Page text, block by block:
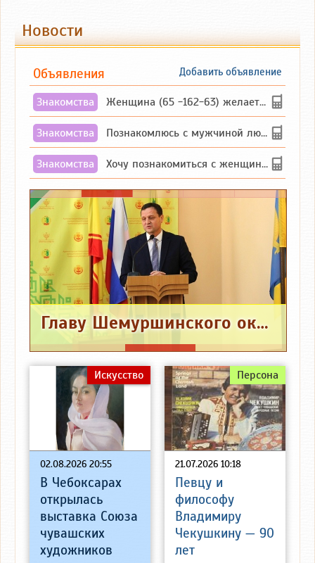
Новости
Добавить объявление
Объявления
Знакомства Женщина (65 -162-63) желает познакомиться с одиноким, добродушным, без вредных ...
Знакомства Познакомлюсь с мужчиной любящим танцевать и петь на родном чувашском языке
Знакомства Хочу познакомиться с женщиной до 55 лет чувашской или русской национальности дл...
Главу Шемуршинского округа привлекли к ответственности за нападание на охотника
02.08.2026 20:55
Искусство
В Чебоксарах
открылась
выставка Союза
чувашских
художников
21.07.2026 10:18
Персона
Певцу и
философу
Владимиру
Чекушкину — 90
лет